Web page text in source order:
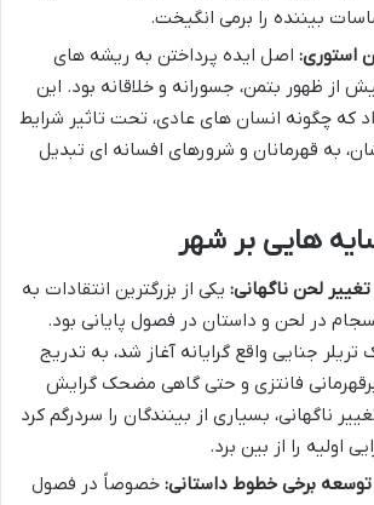
بیننده را برمی انگیخت.
استوری: اصل ایده پرداختن به ریشه های
ظهور بتمن، جسورانه و خلاقانه بود. این
که چگونه انسان های عادی، تحت تاثیر شرایط
به قهرمانان و شرورهای افسانه ای تبدیل
هایی بر شهر
لحن ناگهانی: یکی از بزرگترین انتقادات به
در لحن و داستان در فصول پایانی بود.
جنایی واقع گرایانه آغاز شد، به تدریج
فانتزی و حتی گاهی مضحک گرایش
ناگهانی، بسیاری از بینندگان را سردرگم کرد
اولیه را از بین برد.
برخی خطوط داستانی: خصوصاً در فصول